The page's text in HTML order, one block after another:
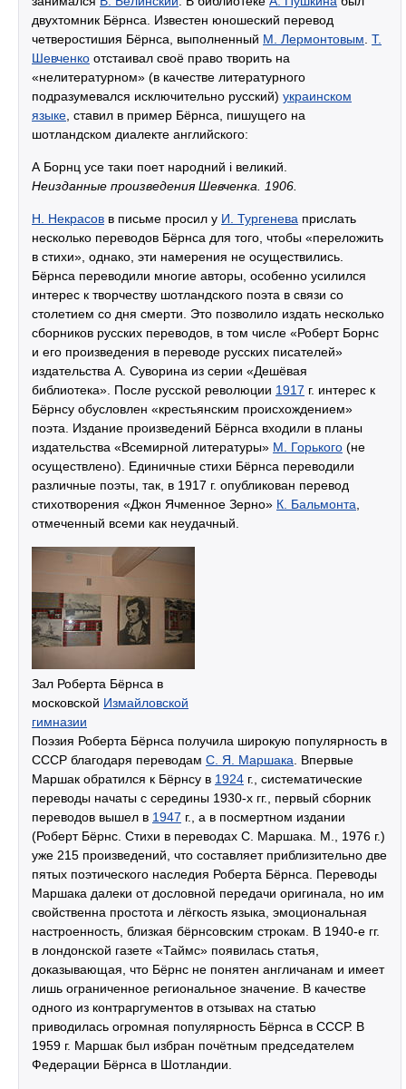
двухтомник Бёрнса. Известен юношеский перевод
четверостишия Бёрнса, выполненный М. Лермонтовым. Т.
Шевченко отстаивал своё право творить на
«нелитературном» (в качестве литературного
подразумевался исключительно русский) украинском
языке, ставил в пример Бёрнса, пишущего на
шотландском диалекте английского:
А Борнц усе таки поет народний i великий.
Неизданные произведения Шевченка. 1906.
Н. Некрасов в письме просил у И. Тургенева прислать
несколько переводов Бёрнса для того, чтобы «переложить
в стихи», однако, эти намерения не осуществились.
Бёрнса переводили многие авторы, особенно усилился
интерес к творчеству шотландского поэта в связи со
столетием со дня смерти. Это позволило издать несколько
сборников русских переводов, в том числе «Роберт Борнс
и его произведения в переводе русских писателей»
издательства А. Суворина из серии «Дешёвая
библиотека». После русской революции 1917 г. интерес к
Бёрнсу обусловлен «крестьянским происхождением»
поэта. Издание произведений Бёрнса входили в планы
издательства «Всемирной литературы» М. Горького (не
осуществлено). Единичные стихи Бёрнса переводили
различные поэты, так, в 1917 г. опубликован перевод
стихотворения «Джон Ячменное Зерно» К. Бальмонта,
отмеченный всеми как неудачный.
Зал Роберта Бёрнса в
московской Измайловской
гимназии
Поэзия Роберта Бёрнса получила широкую популярность в
СССР благодаря переводам С. Я. Маршака. Впервые
Маршак обратился к Бёрнсу в 1924 г., систематические
переводы начаты с середины 1930-х гг., первый сборник
переводов вышел в 1947 г., а в посмертном издании
(Роберт Бёрнс. Стихи в переводах С. Маршака. М., 1976 г.)
уже 215 произведений, что составляет приблизительно две
пятых поэтического наследия Роберта Бёрнса. Переводы
Маршака далеки от дословной передачи оригинала, но им
свойственна простота и лёгкость языка, эмоциональная
настроенность, близкая бёрнсовским строкам. В 1940-е гг.
в лондонской газете «Таймс» появилась статья,
доказывающая, что Бёрнс не понятен англичанам и имеет
лишь ограниченное региональное значение. В качестве
одного из контраргументов в отзывах на статью
приводилась огромная популярность Бёрнса в СССР. В
1959 г. Маршак был избран почётным председателем
Федерации Бёрнса в Шотландии.